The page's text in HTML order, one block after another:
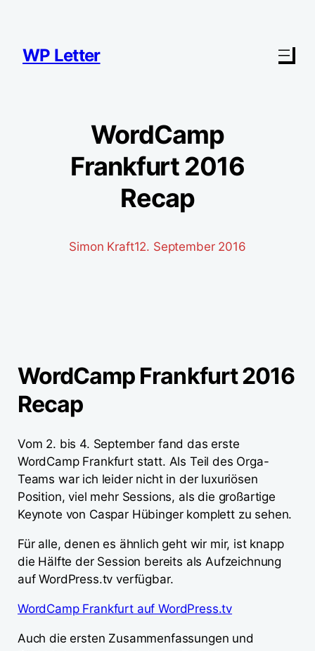
springen
WP Letter
WordCamp
Frankfurt 2016
Recap
Simon Kraft12. September 2016
WordCamp Frankfurt 2016
Recap
Vom 2. bis 4. September fand das erste
WordCamp Frankfurt statt. Als Teil des Orga-
Teams war ich leider nicht in der luxuriösen
Position, viel mehr Sessions, als die großartige
Keynote von Caspar Hübinger komplett zu sehen.
Für alle, denen es ähnlich geht wir mir, ist knapp
die Hälfte der Session bereits als Aufzeichnung
auf WordPress.tv verfügbar.
WordCamp Frankfurt auf WordPress.tv
Auch die ersten Zusammenfassungen und